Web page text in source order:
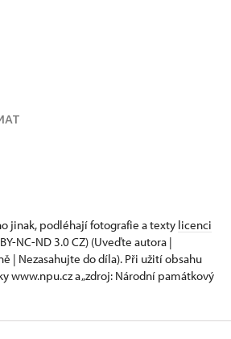
jinak, podléhají fotografie a texty licenci
NC-ND 3.0 CZ) (Uveďte autora |
| Nezasahujte do díla). Při užití obsahu
www.npu.cz a „zdroj: Národní památkový